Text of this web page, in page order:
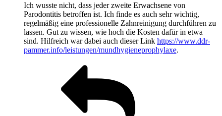
Ich wusste nicht, dass jeder zweite Erwachsene von
Parodontitis betroffen ist. Ich finde es auch sehr wichtig,
regelmäßig eine professionelle Zahnreinigung durchführen zu
lassen. Gut zu wissen, wie hoch die Kosten dafür in etwa
sind. Hilfreich war dabei auch dieser Link https://www.ddr-
pammer.info/leistungen/mundhygieneprophylaxe.